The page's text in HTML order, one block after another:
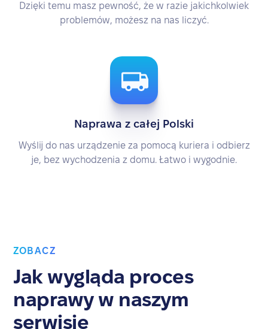
Dzięki temu masz pewność, że w razie jakichkolwiek
problemów, możesz na nas liczyć.
Naprawa z całej Polski
Wyślij do nas urządzenie za pomocą kuriera i odbierz
je, bez wychodzenia z domu. Łatwo i wygodnie.
ZOBACZ
Jak wygląda proces
naprawy w naszym
serwisie